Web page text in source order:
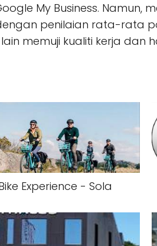
My Business.
penilaian rata-rata
memuji kualiti kerja dan
Experience - Sola